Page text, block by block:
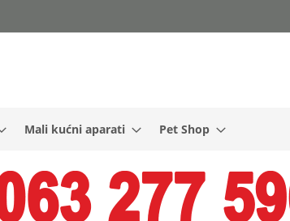
Mali kućni aparati Pet Shop